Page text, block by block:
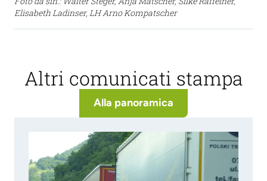
Elisabeth Ladinser, LH Arno Kompatscher
Altri comunicati stampa
Alla panoramica